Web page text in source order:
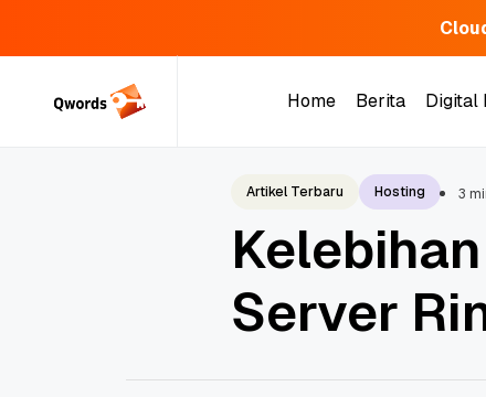
Home
Berita
Digital
Artikel Terbaru Hosting 3
Server